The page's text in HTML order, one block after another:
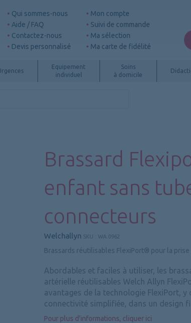
Qui sommes-nous
Aide / FAQ
Contactez-nous
Devis personnalisé
Mon compte
Suivi de commande
Ma sélection
Ma carte de fidélité
Equipement
individuel
Soins
à domicile
Brassard
enfant sans
connecteurs
Welchallyn SKU : WA.0962
Brassards réutilisables FlexiPort® pour la
Abordables et faciles à utiliser, les
artérielle réutilisables Welch Allyn
avantages de la technologie FlexiPort, y
connectivité simplifiée, dans un design
Pour plus d'informations, cliquer ici